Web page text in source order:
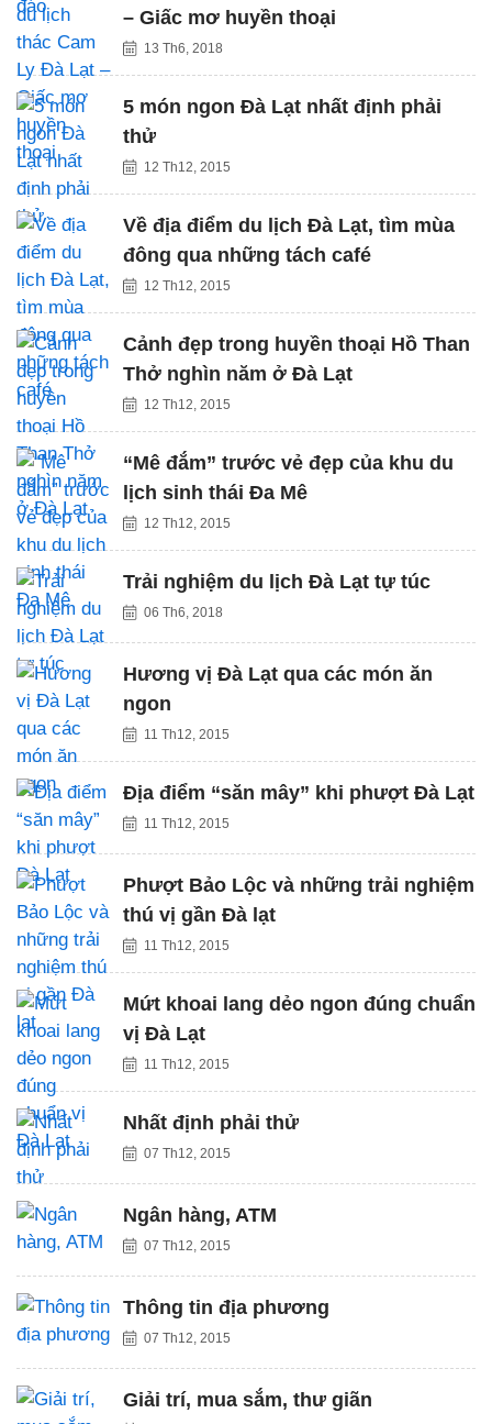
– Giấc mơ huyền thoại
13 Th6, 2018
5 món ngon Đà Lạt nhất định phải
thử
12 Th12, 2015
Về địa điểm du lịch Đà Lạt, tìm mùa
đông qua những tách café
12 Th12, 2015
Cảnh đẹp trong huyền thoại Hồ Than
Thở nghìn năm ở Đà Lạt
12 Th12, 2015
“Mê đắm” trước vẻ đẹp của khu du
lịch sinh thái Đa Mê
12 Th12, 2015
Trải nghiệm du lịch Đà Lạt tự túc
06 Th6, 2018
Hương vị Đà Lạt qua các món ăn
ngon
11 Th12, 2015
Địa điểm “săn mây” khi phượt Đà Lạt
11 Th12, 2015
Phượt Bảo Lộc và những trải nghiệm
thú vị gần Đà lạt
11 Th12, 2015
Mứt khoai lang dẻo ngon đúng chuẩn
vị Đà Lạt
11 Th12, 2015
Nhất định phải thử
07 Th12, 2015
Ngân hàng, ATM
07 Th12, 2015
Thông tin địa phương
07 Th12, 2015
Giải trí, mua sắm, thư giãn